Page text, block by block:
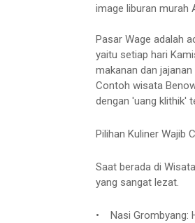
image liburan murah
Pasar Wage adalah
yaitu setiap hari
makanan dan
Contoh wisata
dengan 'uang klithik'
Pilihan Kuliner Wajib
Saat berada di
yang sangat lezat.
• Nasi Grombyang: